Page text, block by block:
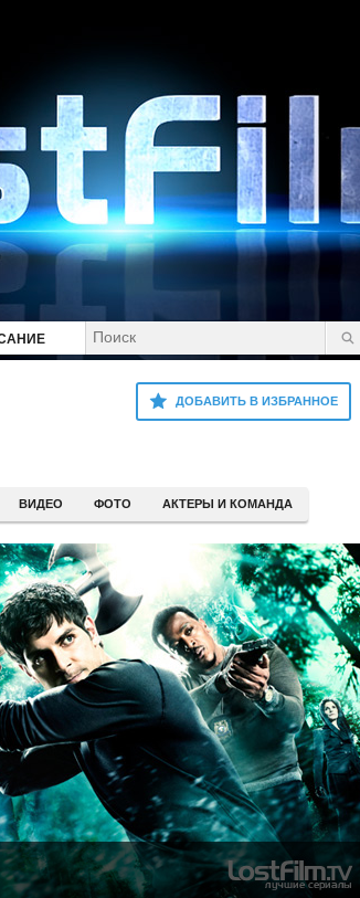
ДОБАВИТЬ В ИЗБРАННОЕ
ВИДЕО ФОТО АКТЕРЫ И КОМАНДА